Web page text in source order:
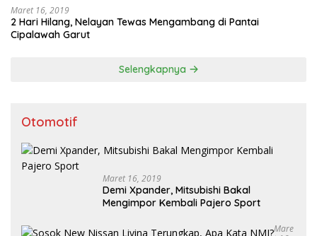
Maret 16, 2019
2 Hari Hilang, Nelayan Tewas Mengambang di Pantai
Cipalawah Garut
Selengkapnya
Otomotif
Maret 16, 2019
Demi Xpander, Mitsubishi Bakal
Mengimpor Kembali Pajero Sport
Mare